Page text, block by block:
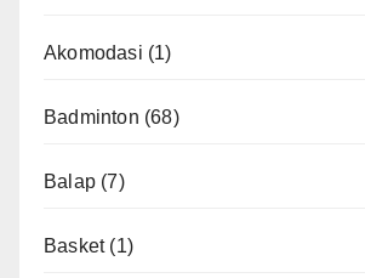
Akomodasi (1)
Badminton (68)
Balap (7)
Basket(1)